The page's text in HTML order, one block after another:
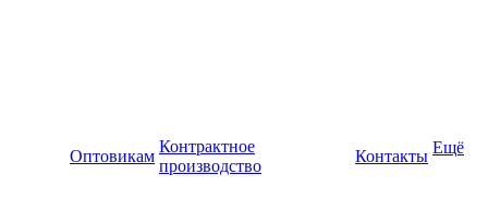
Оптовикам
Контрактное
производство
Контакты Ещё